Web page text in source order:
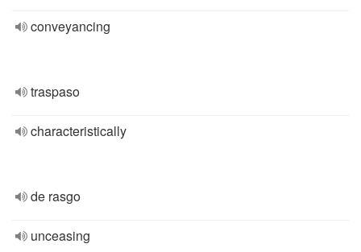
conveyancing
traspaso
characteristically
de rasgo
unceasing